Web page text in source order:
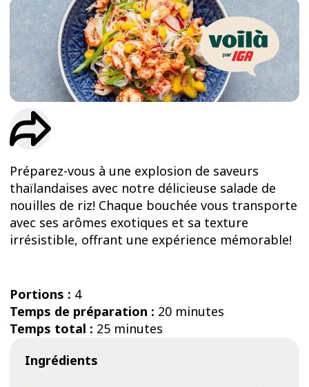
ESSAIS
ENTRAINEMENT
Préparez-vous à une explosion de saveurs
thaïlandaises avec notre délicieuse salade de
nouilles de riz! Chaque bouchée vous transporte
avec ses arômes exotiques et sa texture
irrésistible, offrant une expérience mémorable!
Portions : 4
Temps de préparation : 20 minutes
Temps total : 25 minutes
Ingrédients